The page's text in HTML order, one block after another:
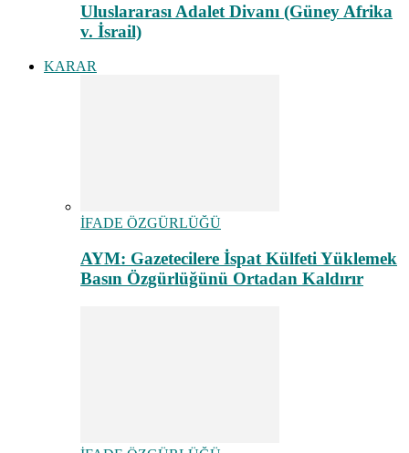
Uluslararası Adalet Divanı (Güney Afrika
v. İsrail)
KARAR
İFADE ÖZGÜRLÜĞÜ
AYM: Gazetecilere İspat Külfeti Yüklemek
Basın Özgürlüğünü Ortadan Kaldırır